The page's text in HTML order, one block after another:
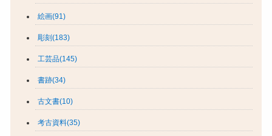
絵画(91)
彫刻(183)
工芸品(145)
書跡(34)
古文書(10)
考古資料(35)